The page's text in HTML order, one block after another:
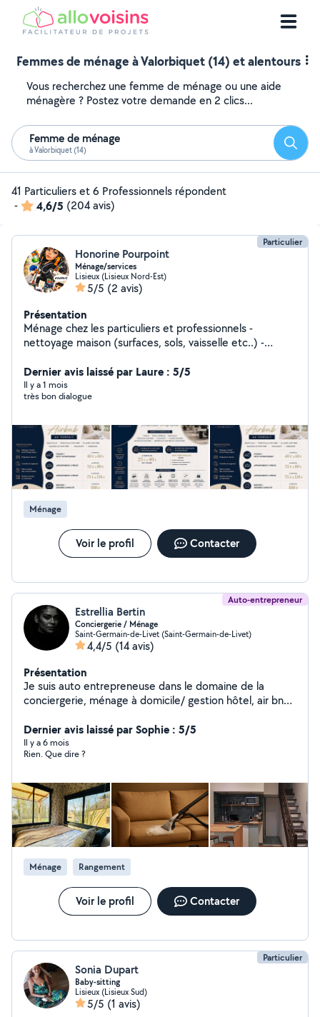
Femmes de ménage à Valorbiquet (14) et alentours
Vous recherchez une femme de ménage ou une aide
ménagère ? Postez votre demande en 2 clics...
Femme de ménage
à Valorbiquet (14)
41 Particuliers et 6 Professionnels répondent
-
4,6/5 (204 avis)
Particulier
Honorine Pourpoint
Ménage/services
Lisieux (Lisieux Nord-Est)
5/5 (2 avis)
Présentation
Ménage chez les particuliers et professionnels -
nettoyage maison (surfaces, sols, vaisselle etc..) -
extérieurs - nettoyage voiture - nettoyage de cheminée
- nettoyage déménagement - nettoyage des
conteneurs poubelles - nettoyage spécifique selon
linge - repassage - entretient extérieur (tondre,
arrosage etc..) - préparation de brunch
Dernier avis laissé par Laure : 5/5
Il y a 1 mois
très bon dialogue
Ménage
Voir le profil Contacter
Auto-entrepreneur
Estrellia Bertin
Conciergerie / Ménage
Saint-Germain-de-Livet (Saint-Germain-de-Livet)
4,4/5 (14 avis)
Présentation
Je suis auto entrepreneuse dans le domaine de la
conciergerie, ménage à domicile/ gestion hôtel, air bnb,
Gestion complète sur Air bnb, gîte, ou autres location.
Je suis disponible également pour les particuliers
comme professionnel, Je travail avec des produits
vos besoins. N'hésiter pas à me contacter pour plus de
renseignements.615387862
Dernier avis laissé par Sophie : 5/5
Il y a 6 mois
Rien. Que dire ?
Ménage Rangement
Voir le profil Contacter
Particulier
Sonia Dupart
Baby-sitting
Lisieux (Lisieux Sud)
5/5 (1 avis)